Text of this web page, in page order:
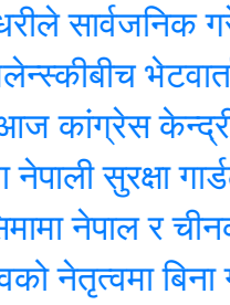
गरे तीन
भेटवार्ता
केन्द्रीय
सुरक्षा गार्डले
र चीनकाे
बिना